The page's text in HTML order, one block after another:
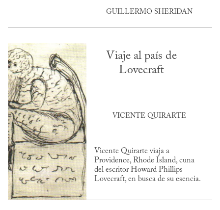
GUILLERMO SHERIDAN
Viaje al país de
Lovecraft
VICENTE QUIRARTE
Vicente Quirarte viaja a
Providence, Rhode Island, cuna
del escritor Howard Phillips
Lovecraft, en busca de su esencia.